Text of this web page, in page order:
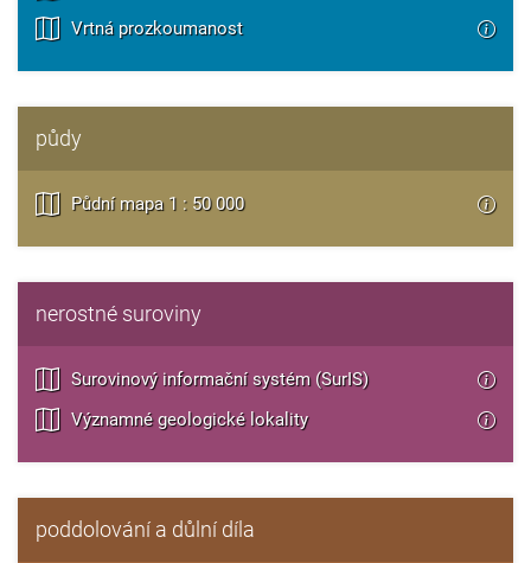
Vrtná prozkoumanost
půdy
Půdní mapa 1 : 50 000
nerostné suroviny
Surovinový informační systém (SurIS)
Významné geologické lokality
poddolování a důlní díla